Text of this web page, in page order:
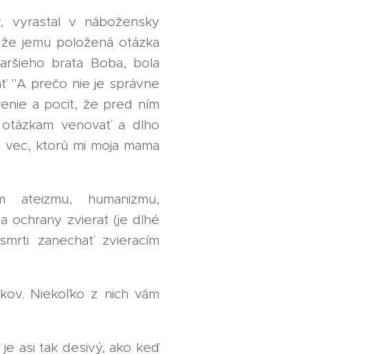
vyrastal v nábožensky
jemu položená otázka
brata Boba, bola
"A prečo nie je správne
a pocit, že pred ním
venovať a dlho
ktorú mi moja mama
humanizmu,
ochrany zvierat (je dlhé
zanechať zvieracím
Niekoľko z nich vám
asi tak desivý, ako keď